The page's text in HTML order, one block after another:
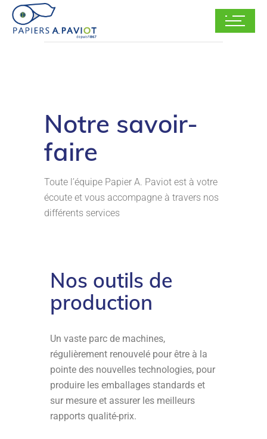
Notre savoir-
faire
Toute l’équipe Papier A. Paviot est à votre
écoute et vous accompagne à travers nos
différents services
Nos outils de
production
Un vaste parc de machines,
régulièrement renouvelé pour être à la
pointe des nouvelles technologies, pour
produire les emballages standards et
sur mesure et assurer les meilleurs
rapports qualité-prix.